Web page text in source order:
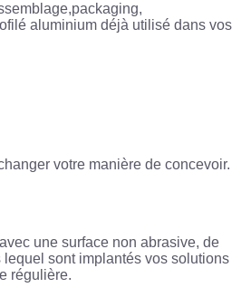
aluminium déjà utilisé dans vos
votre manière de concevoir.
une surface non abrasive, de
sont implantés vos solutions
régulière.